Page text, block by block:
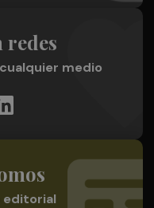
redes
medio
editorial